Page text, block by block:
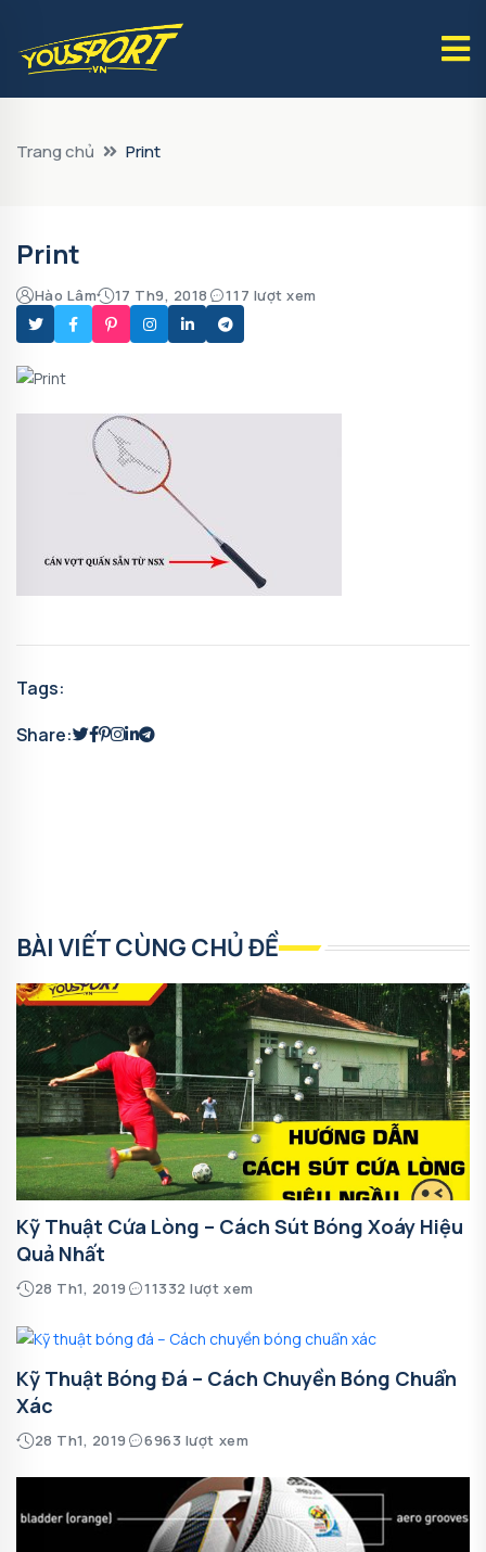
Trang chủ Print
Print
Hào Lâm 17 Th9, 2018 117 lượt xem
Tags:
Share:
BÀI VIẾT CÙNG CHỦ ĐỀ
Kỹ Thuật Cứa Lòng – Cách Sút Bóng Xoáy Hiệu
Quả Nhất
28 Th1, 2019 11332 lượt xem
Kỹ Thuật Bóng Đá – Cách Chuyền Bóng Chuẩn
Xác
28 Th1, 2019 6963 lượt xem